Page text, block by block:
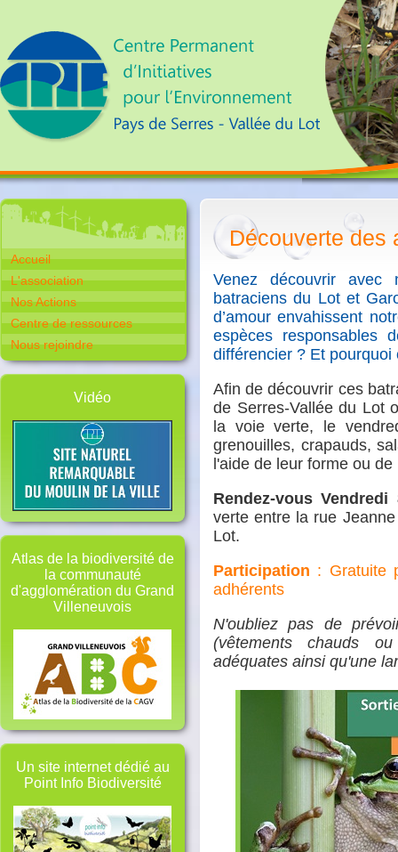
Accueil
L'association
Nos Actions
Centre de ressources
Nous rejoindre
Vidéo
Atlas de la biodiversité de
la communauté
d'agglomération du Grand
Villeneuvois
Un site internet dédié au
Point Info Biodiversité
Découverte des
Venez découvrir avec
batraciens du Lot et
d’amour envahissent
espèces responsables
différencier ? Et
Afin de découvrir ces
de Serres-Vallée du Lot
la voie verte, le
grenouilles, crapauds,
l'aide de leur forme ou
Rendez-vous
verte entre la rue
Lot.
Participation : Gratuite
adhérents
N'oubliez pas de
(vêtements chauds
adéquates ainsi qu'une